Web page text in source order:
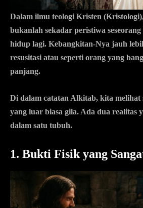
Dalam ilmu teologi Kristen
bukanlah sekadar peristiwa
hidup lagi. Kebangkitan-Nya jauh
resusitasi atau seperti orang yang
panjang.
Di dalam catatan Alkitab, kita melihat
yang luar biasa gila. Ada dua realitas
dalam satu tubuh.
1. Bukti Fisik yang